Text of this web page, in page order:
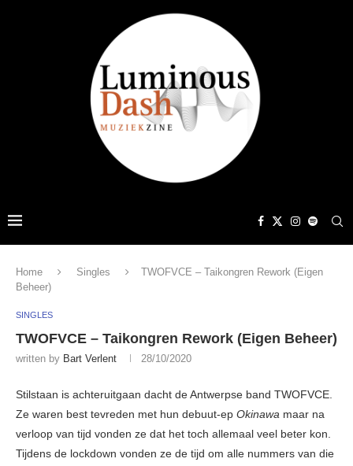
Home Singles
TWOFVCE – Taikongren Rework (Eigen
Beheer)
SINGLES
TWOFVCE – Taikongren Rework (Eigen Beheer)
written by Bart Verlent 28/10/2020
Stilstaan is achteruitgaan dacht de Antwerpse band TWOFVCE.
Ze waren best tevreden met hun debuut-ep Okinawa maar na
verloop van tijd vonden ze dat het toch allemaal veel beter kon.
Tijdens de lockdown vonden ze de tijd om alle nummers van die